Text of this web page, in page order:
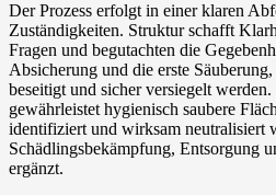
Der Prozess erfolgt in einer klaren
Zuständigkeiten. Struktur schafft
Fragen und begutachten die
Absicherung und die erste
beseitigt und sicher versiegelt
gewährleistet hygienisch saubere
identifiziert und wirksam neutralisiert
Schädlingsbekämpfung, Entsorgung
ergänzt.